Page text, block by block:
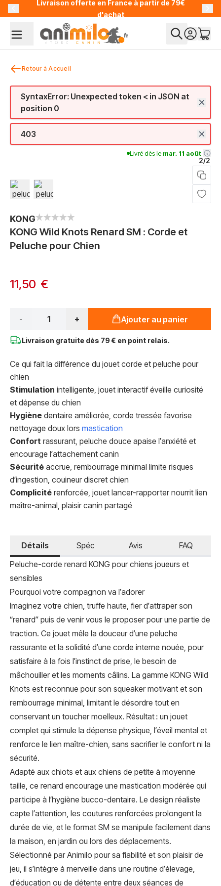
Allez au contenuLivraison offerte en France à partir de 79€
d'achat
Retour à Accueil
SyntaxError: Unexpected token < in JSON at
position 0
403
KONG Wild Knots Renard SM : Corde et
Peluche pour Chien
KONG
2/2
View larger image
Livré dès le mar. 11 août
11,50 €
- + Ajouter au panier
Livraison gratuite dès 79 € en point relais.
Ce qui fait la différence du jouet corde et peluche pour
chien
Stimulation intelligente, jouet interactif éveille curiosité
et dépense du chien
Hygiène dentaire améliorée, corde tressée favorise
nettoyage doux lors mastication
Confort rassurant, peluche douce apaise l’anxiété et
encourage l’attachement canin
Sécurité accrue, rembourrage minimal limite risques
d’ingestion, couineur discret chien
Complicité renforcée, jouet lancer-rapporter nourrit lien
maître-animal, plaisir canin partagé
Détails Spéc Avis
FAQ
Peluche-corde renard KONG pour chiens joueurs et
sensibles
Pourquoi votre compagnon va l’adorer
Imaginez votre chien, truffe haute, fier d’attraper son
“renard” puis de venir vous le proposer pour une partie de
traction. Ce jouet mêle la douceur d’une peluche
rassurante et la solidité d’une corde interne nouée, pour
satisfaire à la fois l’instinct de prise, le besoin de
mâchouiller et les moments câlins. La gamme KONG Wild
Knots est reconnue pour son squeaker motivant et son
rembourrage minimal, limitant le désordre tout en
conservant un toucher moelleux. Résultat : un jouet
complet qui stimule la dépense physique, l’éveil mental et
renforce le lien maître-chien, sans sacrifier le confort ni la
sécurité.
Adapté aux chiots et aux chiens de petite à moyenne
taille, ce renard encourage une mastication modérée qui
participe à l’hygiène bucco-dentaire. Le design réaliste
capte l’attention, les coutures renforcées prolongent la
durée de vie, et le format SM se manipule facilement dans
la maison, en jardin ou lors des déplacements.
Sélectionné par Animilo pour sa fiabilité et son plaisir de
jeu, il s’intègre à merveille dans une routine d’élevage,
d’éducation ou de détente entre deux séances de